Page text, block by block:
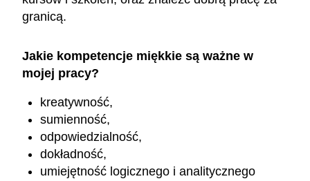
granicą.
Jakie kompetencje miękkie są ważne w
mojej pracy?
kreatywność,
sumienność,
odpowiedzialność,
dokładność,
umiejętność logicznego i analitycznego